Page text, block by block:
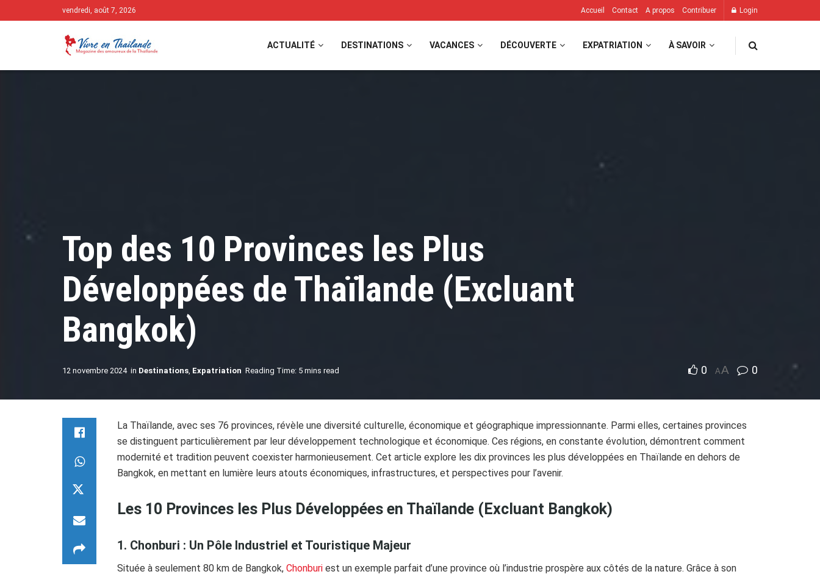
vendredi, août 7, 2026 Accueil Contact A propos Contribuer Login
ACTUALITÉ DESTINATIONS VACANCES DÉCOUVERTE EXPATRIATION À SAVOIR
Top des 10 Provinces les Plus
Développées de Thaïlande (Excluant
Bangkok)
12 novembre 2024 in Destinations, Expatriation Reading Time: 5 mins read 0 AA 0
La Thaïlande, avec ses 76 provinces, révèle une diversité culturelle, économique et géographique impressionnante. Parmi elles, certaines provinces
se distinguent particulièrement par leur développement technologique et économique. Ces régions, en constante évolution, démontrent comment
modernité et tradition peuvent coexister harmonieusement. Cet article explore les dix provinces les plus développées en Thaïlande en dehors de
Bangkok, en mettant en lumière leurs atouts économiques, infrastructures, et perspectives pour l’avenir.
Les 10 Provinces les Plus Développées en Thaïlande (Excluant Bangkok)
1. Chonburi : Un Pôle Industriel et Touristique Majeur
Située à seulement 80 km de Bangkok, Chonburi est un exemple parfait d’une province où l’industrie prospère aux côtés de la nature. Grâce à son